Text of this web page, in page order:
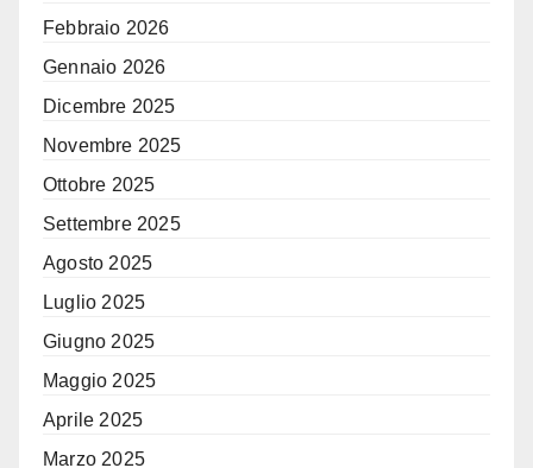
Febbraio 2026
Gennaio 2026
Dicembre 2025
Novembre 2025
Ottobre 2025
Settembre 2025
Agosto 2025
Luglio 2025
Giugno 2025
Maggio 2025
Aprile 2025
Marzo 2025